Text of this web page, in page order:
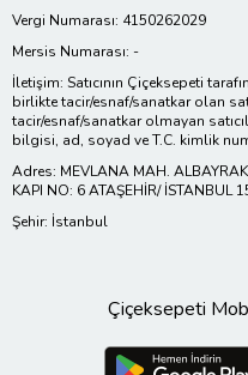
Vergi Numarası: 4150262029
Mersis Numarası: -
İletişim: Satıcının Çiçeksepeti
birlikte tacir/esnaf/sanatkar olan
tacir/esnaf/sanatkar olmayan
bilgisi, ad, soyad ve T.C. kimlik
Adres: MEVLANA MAH.
KAPI NO: 6 ATAŞEHİR/ İSTANBUL
Şehir: İstanbul
Çiçeksepeti